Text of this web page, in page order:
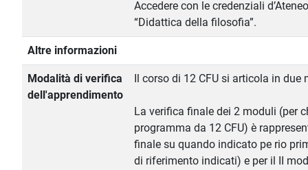
Accedere con le credenziali
“Didattica della filosofia”.
Altre informazioni
Modalità di verifica
dell'apprendimento
Il corso di 12 CFU si articola in
La verifica finale dei 2 moduli (per
programma da 12 CFU) è
finale su quando indicato pe rio
di riferimento indicati) e per il II